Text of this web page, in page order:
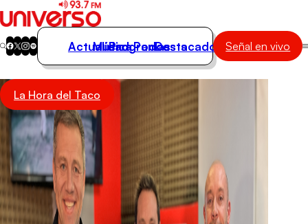
Actualidad
Música
Programas
Podcasts
Destacados
Actualidad
Música
Programas
Podcasts
Destacados Señal en vivo
La Hora del Taco